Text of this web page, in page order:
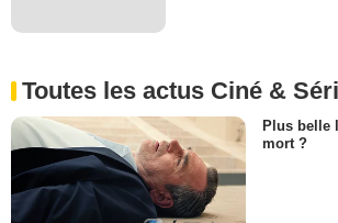
Toutes les actus Ciné &
Plus belle
mort ?